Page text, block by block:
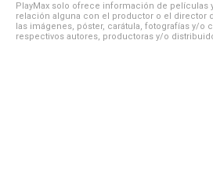
PlayMax solo ofrece información de películas
relación alguna con el productor o el director
las imágenes, póster, carátula, fotografías y/o
respectivos autores, productoras y/o